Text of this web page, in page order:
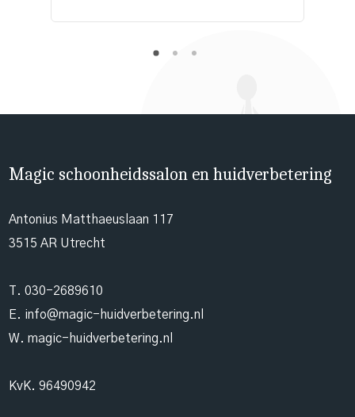
Magic schoonheidssalon en huidverbetering
Antonius Matthaeuslaan 117
3515 AR Utrecht
T. 030-2689610
E. info@magic-huidverbetering.nl
W. magic-huidverbetering.nl
KvK. 96490942